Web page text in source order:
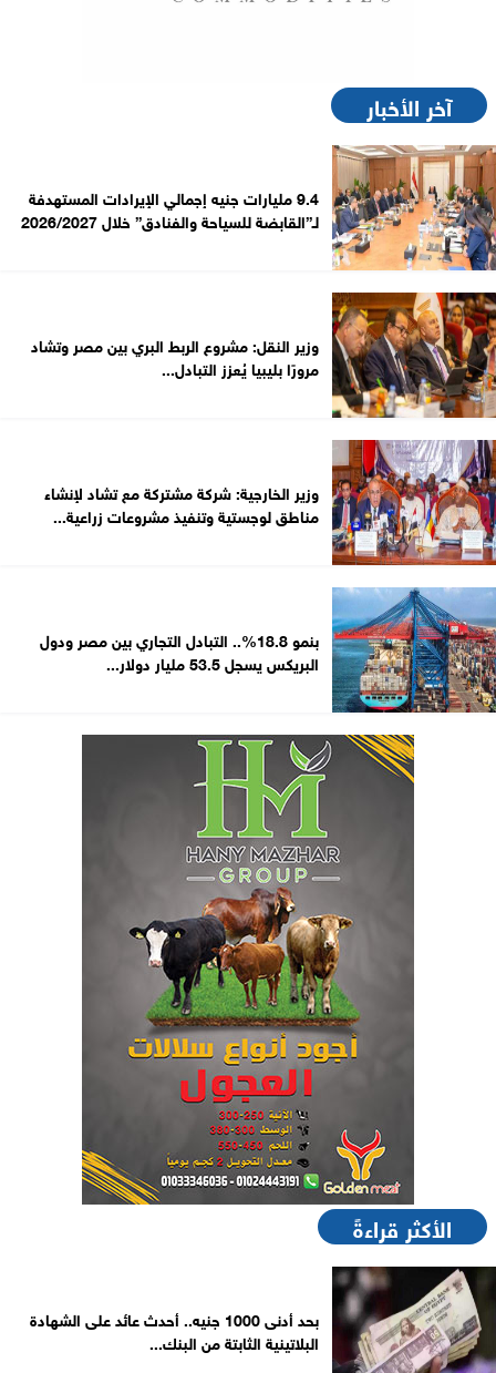
آخر الأخبار
9.4 مليارات جنيه إجمالي الإيرادات المستهدفة
لـ”القابضة للسياحة والفنادق” خلال 2026/2027
وزير النقل: مشروع الربط البري بين مصر وتشاد
مرورًا بليبيا يُعزز التبادل...
وزير الخارجية: شركة مشتركة مع تشاد لإنشاء
مناطق لوجستية وتنفيذ مشروعات زراعية...
بنمو 18.8%.. التبادل التجاري بين مصر ودول
البريكس يسجل 53.5 مليار دولار...
الأكثر قراءةً
بحد أدنى 1000 جنيه.. أحدث عائد على الشهادة
البلاتينية الثابتة من البنك...